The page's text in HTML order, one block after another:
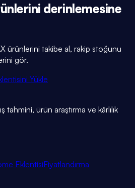
derinlemesine
ürünlerini takibe al, rakip stoğunu
gör.
Yükle
tahmini, ürün araştırma ve kârlılık
EklentisiFiyatlandırma